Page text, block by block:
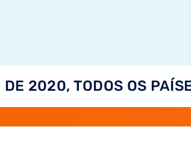
DE 2020, TODOS OS